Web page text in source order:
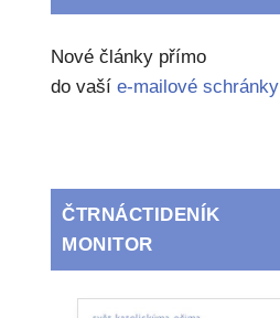
Nové články přímo
do vašíe-mailové schránky
ČTRNÁCTIDENÍK
MONITOR